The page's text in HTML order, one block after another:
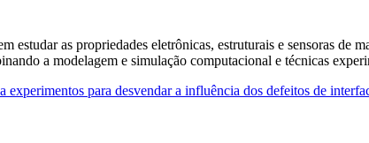
estudar as propriedades eletrônicas, estruturais e sensoras
a modelagem e simulação computacional e técnicas
experimentos para desvendar a influência dos defeitos de